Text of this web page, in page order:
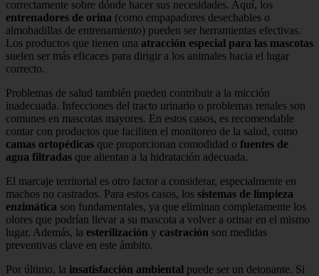
correctamente sobre dónde hacer sus necesidades. Aquí, los
entrenadores de orina (como empapadores desechables o
almohadillas de entrenamiento) pueden ser herramientas efectivas.
Los productos que tienen una atracción especial para las mascotas
suelen ser más eficaces para dirigir a los animales hacia el lugar
correcto.
Problemas de salud también pueden contribuir a la micción
inadecuada. Infecciones del tracto urinario o problemas renales son
comunes en mascotas mayores. En estos casos, es recomendable
contar con productos que faciliten el monitoreo de la salud, como
camas ortopédicas que proporcionan comodidad o fuentes de
agua filtradas que alientan a la hidratación adecuada.
El marcaje territorial es otro factor a considerar, especialmente en
machos no castrados. Para estos casos, los sistemas de limpieza
enzimática son fundamentales, ya que eliminan completamente los
olores que podrían llevar a su mascota a volver a orinar en el mismo
lugar. Además, la esterilización y castración son medidas
preventivas clave en este ámbito.
Por último, la insatisfacción ambiental puede ser un detonante. Si